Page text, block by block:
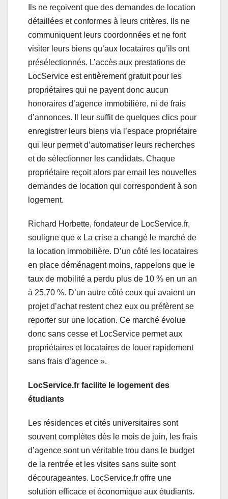
Ils ne reçoivent que des demandes de location
détaillées et conformes à leurs critères. Ils ne
communiquent leurs coordonnées et ne font
visiter leurs biens qu’aux locataires qu’ils ont
présélectionnés. L’accès aux prestations de
LocService est entièrement gratuit pour les
propriétaires qui ne payent donc aucun
honoraires d’agence immobilière, ni de frais
d’annonces. Il leur suffit de quelques clics pour
enregistrer leurs biens via l’espace propriétaire
qui leur permet d’automatiser leurs recherches
et de sélectionner les candidats. Chaque
propriétaire reçoit alors par email les nouvelles
demandes de location qui correspondent à son
logement.
Richard Horbette, fondateur de LocService.fr,
souligne que « La crise a changé le marché de
la location immobilière. D’un côté les locataires
en place déménagent moins, rappelons que le
taux de mobilité a perdu plus de 10 % en un an
à 25,70 %. D’un autre côté ceux qui avaient un
projet d’achat restent chez eux ou préfèrent se
reporter sur une location. Ce marché évolue
donc sans cesse et LocService permet aux
propriétaires et locataires de louer rapidement
sans frais d’agence ».
LocService.fr facilite le logement des
étudiants
Les résidences et cités universitaires sont
souvent complètes dès le mois de juin, les frais
d’agence sont un véritable trou dans le budget
de la rentrée et les visites sans suite sont
décourageantes. LocService.fr offre une
solution efficace et économique aux étudiants.